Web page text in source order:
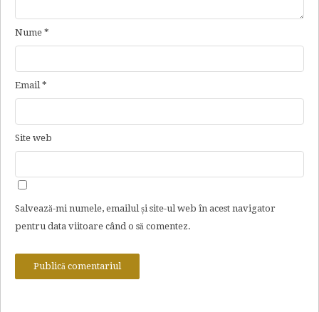
Nume *
Email*
Site web
Salvează-mi numele, emailul și site-ul web în acest navigator
pentru data viitoare când o să comentez.